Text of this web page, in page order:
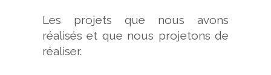
Les projets que nous avons
réalisés et que nous projetons de
réaliser.